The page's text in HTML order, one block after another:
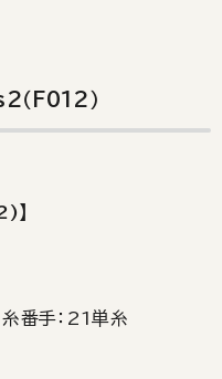
（F012）
】
番手：21単糸